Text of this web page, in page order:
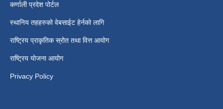
कर्णाली प्रदेश पोर्टल
स्थानिय तहहरुको वेबसाईट हेर्नको लागि
राष्ट्रिय प्राकृतिक स्रोत तथा वित्त आयोग
राष्ट्रिय योजना आयोग
Privacy Policy